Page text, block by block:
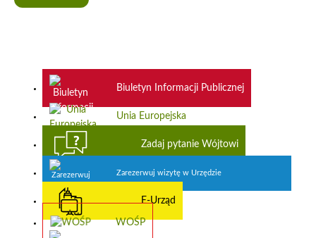
Biuletyn Informacji Publicznej
Unia Europejska
Zadaj pytanie Wójtowi
Zarezerwuj wizytę w Urzędzie
E-Urząd
WOŚP